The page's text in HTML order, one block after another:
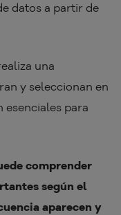
datos a partir de
una
y seleccionan en
esenciales para
comprender
según el
aparecen y